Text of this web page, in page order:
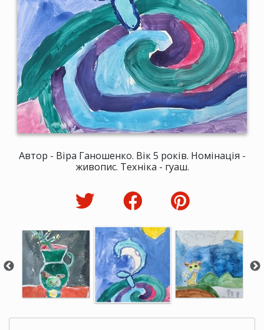
Автор - Віра Ганошенко. Вік 5 років. Номінація -
живопис. Техніка - гуаш.